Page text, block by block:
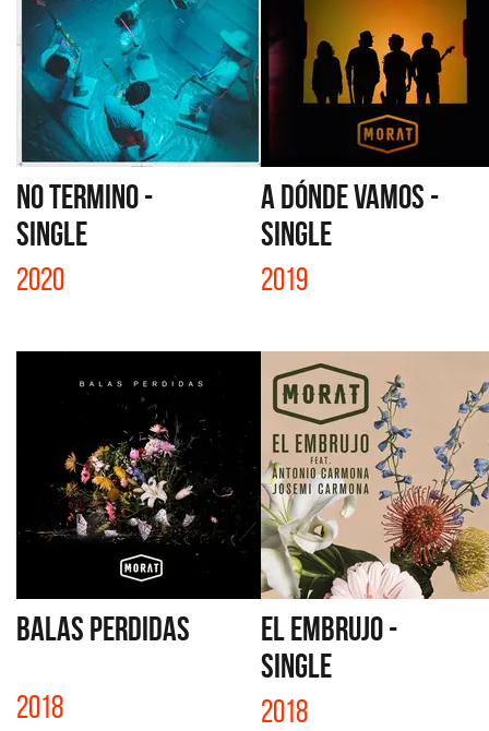
NO TERMINO -
SINGLE
2020
A DÓNDE VAMOS -
SINGLE
2019
BALAS PERDIDAS
2018
EL EMBRUJO -
SINGLE
2018